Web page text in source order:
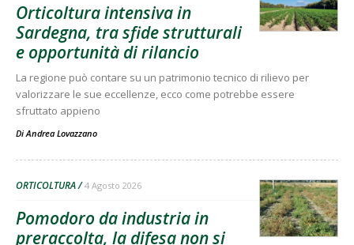
Orticoltura intensiva in
Sardegna, tra sfide strutturali
e opportunità di rilancio
La regione può contare su un patrimonio tecnico di rilievo per
valorizzare le sue eccellenze, ecco come potrebbe essere
sfruttato appieno
Di Andrea Lovazzano
ORTICOLTURA 4 Agosto 2026
Pomodoro da industria in
preraccolta, la difesa non si